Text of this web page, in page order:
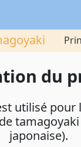
du
utilisé pour
japonaise).